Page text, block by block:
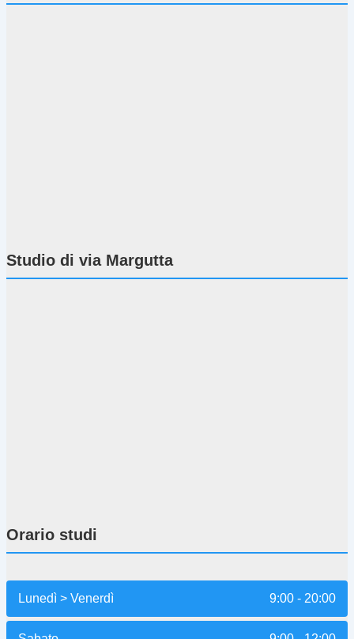
Studio di via Margutta
Orario studi
Lunedì > Venerdì 9:00 - 20:00